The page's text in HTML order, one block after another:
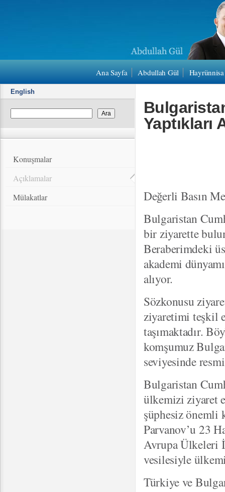
Ana Sayfa Abdullah Gül
English
Konuşmalar
Açıklamalar
Mülakatlar
Yaptıkları
Değerli Basın
Bulgaristan
bir ziyarette
Beraberimdeki
akademi
alıyor.
Sözkonusu
ziyaretimi teşkil
taşımaktadır.
komşumuz
seviyesinde
Bulgaristan
ülkemizi ziyaret
şüphesiz önemli
Parvanov’u 23
Avrupa Ülkeleri
vesilesiyle
Türkiye ve